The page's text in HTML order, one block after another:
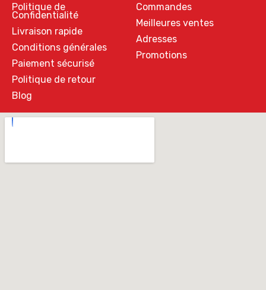
Politique de
Confidentialité
Livraison rapide
Conditions générales
Paiement sécurisé
Politique de retour
Blog
Commandes
Meilleures ventes
Adresses
Promotions